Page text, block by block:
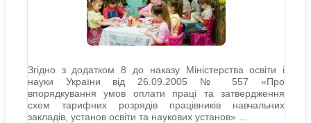
Згідно з додатком 8 до наказу Міністерства освіти і
науки України від 26.09.2005 № 557 «Про
впорядкування умов оплати праці та затвердження
схем тарифних розрядів працівників навчальних
закладів, установ освіти та наукових установ» ...